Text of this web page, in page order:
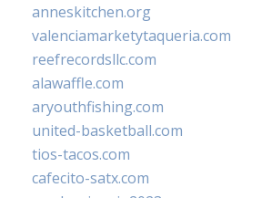
anneskitchen.org
valenciamarketytaqueria.com
reefrecordsllc.com
alawaffle.com
aryouthfishing.com
united-basketball.com
tios-tacos.com
cafecito-satx.com